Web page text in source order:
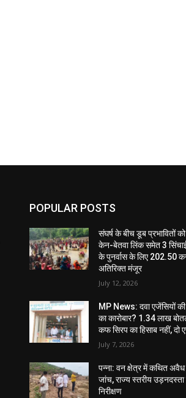
POPULAR POSTS
संघर्ष के बीच डूब प्रभावितों
केन-बेतवा लिंक समेत 3
के पुनर्वास के लिए 202.50
अतिरिक्त मंजूर
July 12, 2026
MP News: दवा एजेंसियों
का कारोबार? 1.34 लाख
कफ सिरप का हिसाब नहीं, दो
July 7, 2026
पन्ना: वन क्षेत्र में कथित
जांच, राज्य स्तरीय
निरीक्षण